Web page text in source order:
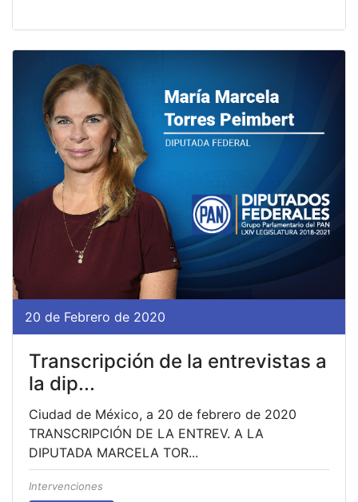
20 de Febrero de 2020
Transcripción de la entrevistas a
la dip...
Ciudad de México, a 20 de febrero de 2020
TRANSCRIPCIÓN DE LA ENTREV. A LA
DIPUTADA MARCELA TOR...
Intervenciones